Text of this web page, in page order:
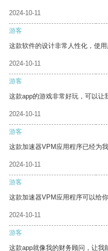
2024-10-11
游客
这款软件的设计非常人性化，使用
2024-10-11
游客
这款app的游戏非常好玩，可以让
2024-10-11
游客
这款加速器VPM应用程序已经为
2024-10-11
游客
这款加速器VPM应用程序可以给
2024-10-11
游客
这款app就像我的财务顾问，让我